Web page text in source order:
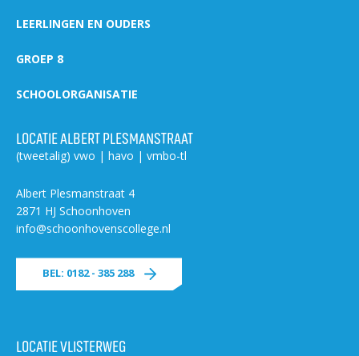
Dyslexie
Wereldburgerschap
NIEUWS
WELKOM
ELO MAGISTER
LEERLINGEN EN OUDERS
GROEP 8
SCHOOLORGANISATIE
LOCATIE ALBERT PLESMANSTRAAT
(tweetalig) vwo | havo | vmbo-tl
Albert Plesmanstraat 4
2871 HJ Schoonhoven
info@schoonhovenscollege.nl
BEL: 0182 - 385 288
LOCATIE VLISTERWEG